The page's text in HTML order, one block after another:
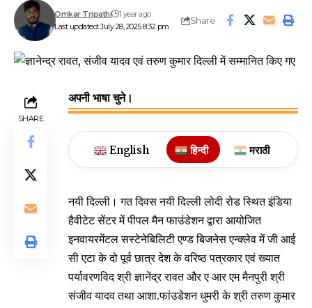
Last updated: July 28, 2025 8:32 pm
Omkar Tripathi 1 year ago
Share
SHARE
अपनी भाषा चुने।
English हिन्दी मराठी
नयी दिल्ली। गत दिवस नयी दिल्ली लोदी रोड स्थित इंडिया
हैवीटेट सेंटर में पीपल मैन फाउंडेशन द्वारा आयोजित
इनवायरमेंटल सस्टेनेबिलिटी एण्ड बिजनेस एन्क्लेव में जी आई
सी एटा के दो पूर्व छात्र देश के वरिष्ठ पत्रकार एवं ख्यात
पर्यावरणविद श्री ज्ञानेंद्र रावत और ए आर एम मैनपुरी श्री
संजीव यादव तथा आशा.फांउडेशन धुमरी के श्री तरुण कुमार